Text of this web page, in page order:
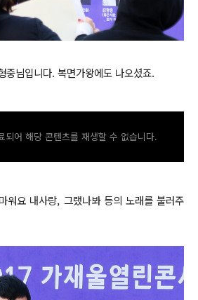
중님입니다. 복면가왕에도 나오셨죠.
되어 해당 콘텐츠를 재생할 수 없습니다.
워요 내사랑, 그랬나봐 등의 노래를 불러주